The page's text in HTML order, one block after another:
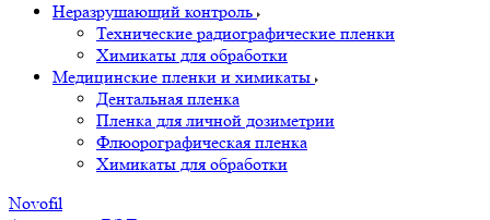
Неразрушающий контроль
Технические радиографические пленки
Химикаты для обработки
Медицинские пленки и химикаты
Дентальная пленка
Пленка для личной дозиметрии
Флюорографическая пленка
Химикаты для обработки
Novofil